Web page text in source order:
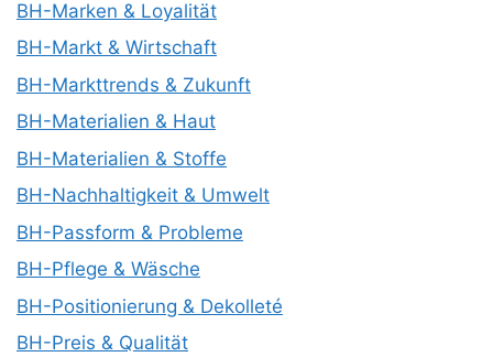
BH-Marken & Loyalität
BH-Markt & Wirtschaft
BH-Markttrends & Zukunft
BH-Materialien & Haut
BH-Materialien & Stoffe
BH-Nachhaltigkeit & Umwelt
BH-Passform & Probleme
BH-Pflege & Wäsche
BH-Positionierung & Dekolleté
BH-Preis & Qualität